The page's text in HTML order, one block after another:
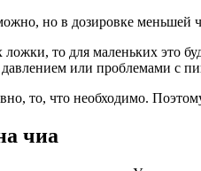
но в дозировке меньшей
ложки, то для маленьких это
или проблемами с
то, что необходимо.
чиа